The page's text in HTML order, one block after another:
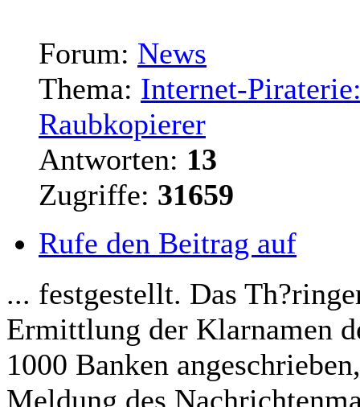
Forum: News
Thema: Internet-
Raubkopierer
Antworten: 13
Zugriffe: 31659
Rufe den Beitrag auf
... festgestellt. Das
Ermittlung der Klarnamen
1000 Banken
Meldung des